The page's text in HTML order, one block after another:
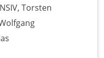
Torsten